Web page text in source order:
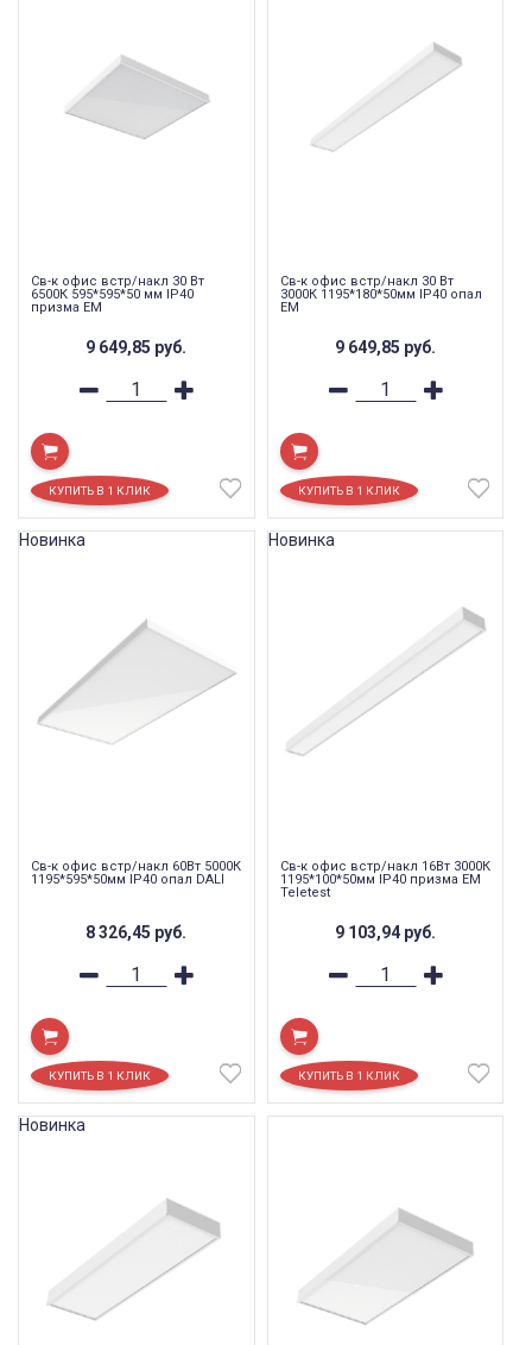
Св-к офис встр/накл 30 Вт
6500К 595*595*50 мм IP40
призма EM
9 649,85 руб.
Св-к офис встр/накл 30 Вт
3000К 1195*180*50мм IP40 опал
EM
9 649,85 руб.
Св-к офис встр/накл 60Вт 5000К
1195*595*50мм IP40 опал DALI
8 326,45 руб.
Новинка
Св-к офис встр/накл 16Вт 3000К
1195*100*50мм IP40 призма EM
Teletest
9 103,94 руб.
Новинка
Новинка